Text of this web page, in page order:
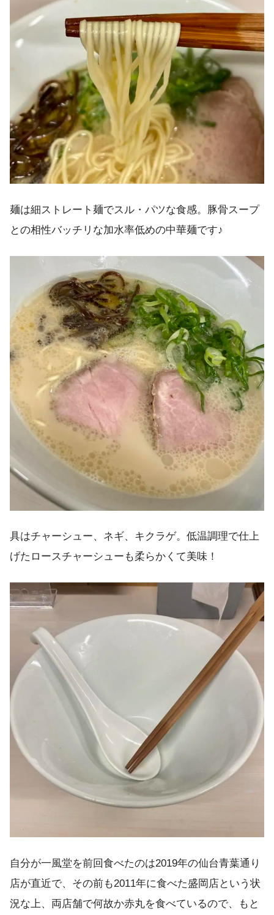
麺は細ストレート麺でスル・パツな食感。豚骨スープ
との相性バッチリな加水率低めの中華麺です♪
具はチャーシュー、ネギ、キクラゲ。低温調理で仕上
げたロースチャーシューも柔らかくて美味！
自分が一風堂を前回食べたのは2019年の仙台青葉通り
店が直近で、その前も2011年に食べた盛岡店という状
況な上、両店舗で何故か赤丸を食べているので、もと